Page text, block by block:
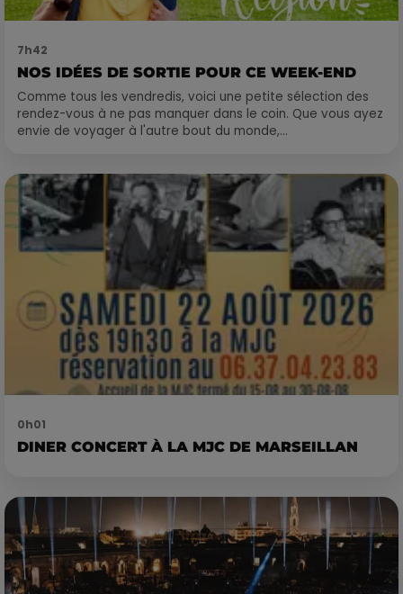
7h42
NOS IDÉES DE SORTIE POUR CE WEEK-END
Comme tous les vendredis, voici une petite sélection des
rendez-vous à ne pas manquer dans le coin. Que vous ayez
envie de voyager à l'autre bout du monde,...
0h01
DINER CONCERT À LA MJC DE MARSEILLAN